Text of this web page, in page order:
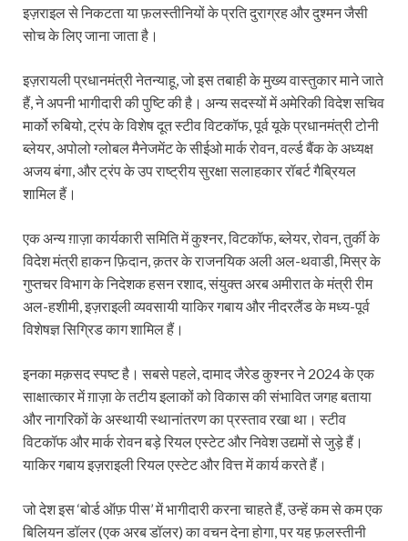
इज़राइल से निकटता या फ़लस्तीनियों के प्रति दुराग्रह और दुश्मन जैसी
सोच के लिए जाना जाता है।
इज़रायली प्रधानमंत्री नेतन्याहू, जो इस तबाही के मुख्य वास्तुकार माने जाते
हैं, ने अपनी भागीदारी की पुष्टि की है। अन्य सदस्यों में अमेरिकी विदेश सचिव
मार्को रुबियो, ट्रंप के विशेष दूत स्टीव विटकॉफ, पूर्व यूके प्रधानमंत्री टोनी
ब्लेयर, अपोलो ग्लोबल मैनेजमेंट के सीईओ मार्क रोवन, वर्ल्ड बैंक के अध्यक्ष
अजय बंगा, और ट्रंप के उप राष्ट्रीय सुरक्षा सलाहकार रॉबर्ट गैब्रियल
शामिल हैं।
एक अन्य ग़ाज़ा कार्यकारी समिति में कुश्नर, विटकॉफ, ब्लेयर, रोवन, तुर्की के
विदेश मंत्री हाकन फ़िदान, क़तर के राजनयिक अली अल-थवाडी, मिस्र के
गुप्तचर विभाग के निदेशक हसन रशाद, संयुक्त अरब अमीरात के मंत्री रीम
अल-हशीमी, इज़राइली व्यवसायी याकिर गबाय और नीदरलैंड के मध्य-पूर्व
विशेषज्ञ सिग्रिड काग शामिल हैं।
इनका मक़सद स्पष्ट है। सबसे पहले, दामाद जैरेड कुश्नर ने 2024 के एक
साक्षात्कार में ग़ाज़ा के तटीय इलाकों को विकास की संभावित जगह बताया
और नागरिकों के अस्थायी स्थानांतरण का प्रस्ताव रखा था। स्टीव
विटकॉफ और मार्क रोवन बड़े रियल एस्टेट और निवेश उद्यमों से जुड़े हैं।
याकिर गबाय इज़राइली रियल एस्टेट और वित्त में कार्य करते हैं।
जो देश इस ‘बोर्ड ऑफ़ पीस’ में भागीदारी करना चाहते हैं, उन्हें कम से कम एक
बिलियन डॉलर (एक अरब डॉलर) का वचन देना होगा, पर यह फ़लस्तीनी